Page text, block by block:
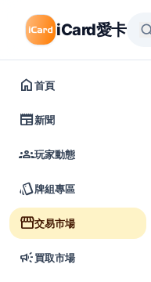
iCard愛卡
home首頁
newspaper新聞
groups玩家動態
style牌組專區
storefront交易市場
campaign買取市場